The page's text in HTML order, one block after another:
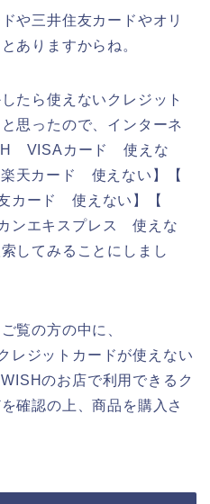
や三井住友カードやオリ
ありますからね。
たら使えないクレジット
思ったので、インターネ
VISAカード 使えな
天カード 使えない】【
カード 使えない】【
ンエキスプレス 使えな
してみることにしまし
覧の方の中に、
レジットカードが使えない
のお店で利用できるク
確認の上、商品を購入さ